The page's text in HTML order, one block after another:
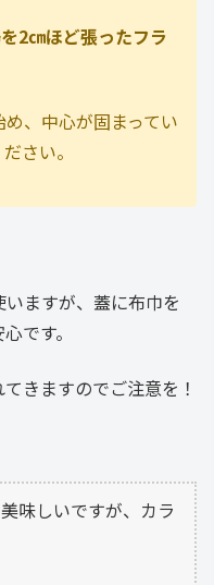
2㎝ほど張ったフラ
、中心が固まってい
さい。
ますが、蓋に布巾を
です。
きますのでご注意を！
味しいですが、カラ